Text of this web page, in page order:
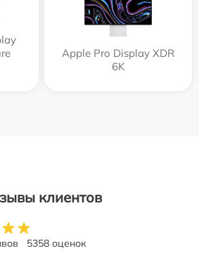
Apple Pro Display XDR
6K
клиентов
5358 оценок